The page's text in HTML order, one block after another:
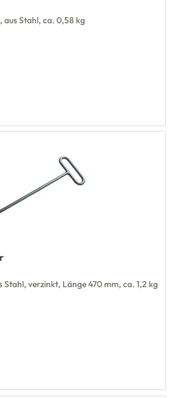
aus Stahl, ca. 0,58 kg
Stahl, verzinkt, Länge 470 mm, ca. 1,2 kg